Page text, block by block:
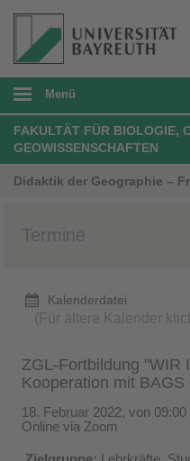
Menü
FAKULTÄT FÜR BIOLOGIE,
GEOWISSENSCHAFTEN
Didaktik der Geographie –
Termine
Kalenderdatei
(Für ältere Kalender
ZGL-Fortbildung "WIR
Kooperation mit BAGS
18. Februar 2022, von 09:00
Online via Zoom